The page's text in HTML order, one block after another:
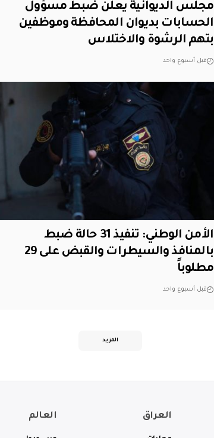
مجلس الديوانية يعلن ضبط مسؤول
الحسابات بديوان المحافظة وموظفين
بتهم الرشوة والاختلاس
قبل أسبوع واحد
الأمن الوطني: تنفيذ 31 حالة ضبط
بالمنافذ والسيطرات والقبض على 29
مطلوباً
قبل أسبوع واحد
المزيد
العراق العالم